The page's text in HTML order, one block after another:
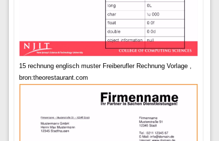
15 rechnung englisch muster Freiberufler Rechnung Vorlage ,
bron:theorestaurant.com